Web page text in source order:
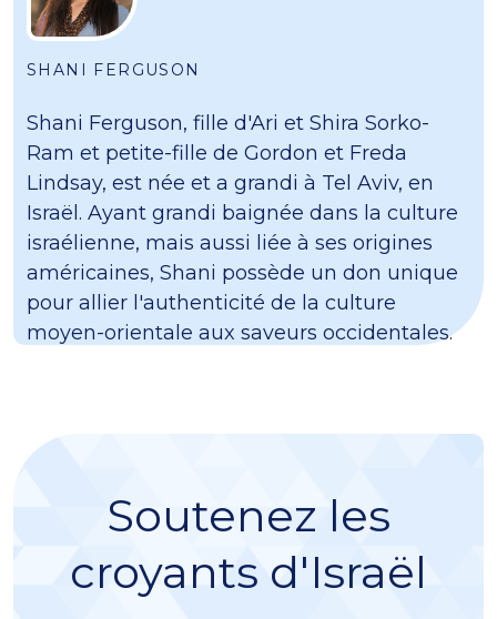
SHANI FERGUSON
Shani Ferguson, fille d'Ari et Shira Sorko-
Ram et petite-fille de Gordon et Freda
Lindsay, est née et a grandi à Tel Aviv, en
Israël. Ayant grandi baignée dans la culture
israélienne, mais aussi liée à ses origines
américaines, Shani possède un don unique
pour allier l'authenticité de la culture
moyen-orientale aux saveurs occidentales.
Soutenez les
croyants d'Israël